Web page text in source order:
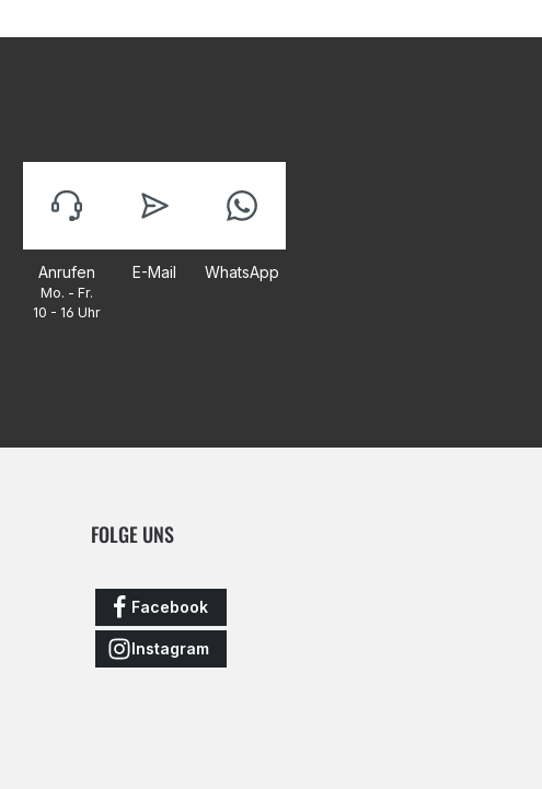
Anrufen
Mo. - Fr.
10 - 16 Uhr
E-Mail WhatsApp
FOLGE UNS
Facebook
Instagram